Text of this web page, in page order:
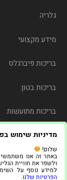
מדיניות שימוש
שלום!
ולשפר את חוויית
למידע נוסף על
הפרטיות שלנו.
גלריה
מידע מקצועי
בריכות פיברגלס
בריכות בטון
בריכות מתועשות
משלוח
צור קשר